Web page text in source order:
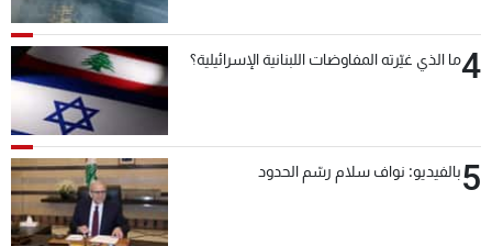
4ما الذي غيّرته المفاوضات اللبنانية الإسرائيلية؟
5بالفيديو: نواف سلام رسّم الحدود